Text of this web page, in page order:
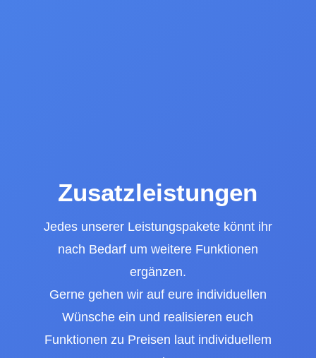
Zusatzleistungen
Jedes unserer Leistungspakete könnt ihr
nach Bedarf um weitere Funktionen
ergänzen.
Gerne gehen wir auf eure individuellen
Wünsche ein und realisieren euch
Funktionen zu Preisen laut individuellem